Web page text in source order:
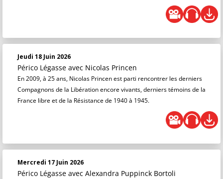
Jeudi 18 Juin 2026
Périco Légasse avec Nicolas Princen
En 2009, à 25 ans, Nicolas Princen est parti rencontrer les derniers
Compagnons de la Libération encore vivants, derniers témoins de la
France libre et de la Résistance de 1940 à 1945.
Mercredi 17 Juin 2026
Périco Légasse avec Alexandra Puppinck Bortoli